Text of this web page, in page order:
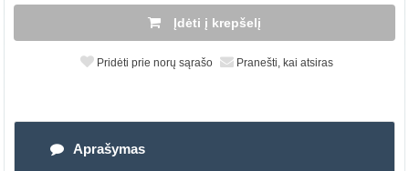
Įdėti į krepšelį
Pridėti prie norų sąrašo Pranešti, kai atsiras
Aprašymas